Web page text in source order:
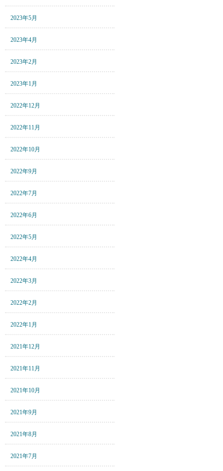
2023年5月
2023年4月
2023年2月
2023年1月
2022年12月
2022年11月
2022年10月
2022年9月
2022年7月
2022年6月
2022年5月
2022年4月
2022年3月
2022年2月
2022年1月
2021年12月
2021年11月
2021年10月
2021年9月
2021年8月
2021年7月